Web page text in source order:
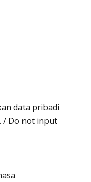
data pribadi
/ Do not input